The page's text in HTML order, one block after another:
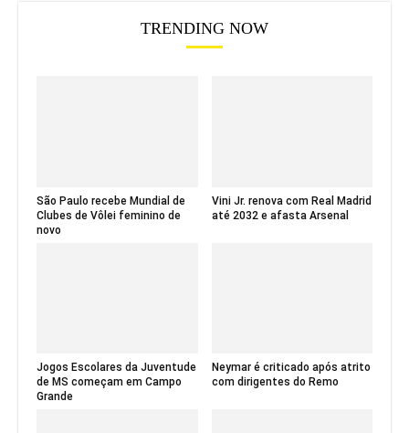
TRENDING NOW
São Paulo recebe Mundial de
Clubes de Vôlei feminino de
novo
Vini Jr. renova com Real Madrid
até 2032 e afasta Arsenal
Jogos Escolares da Juventude
de MS começam em Campo
Grande
Neymar é criticado após atrito
com dirigentes do Remo